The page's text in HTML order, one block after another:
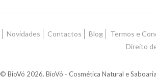
Novidades Contactos Blog Termos e
Direito
© BioVó 2026. BioVó - Cosmética Natural e